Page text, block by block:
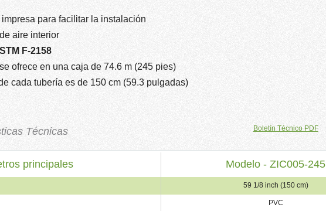
impresa para facilitar la instalación
aire interior
F-2158
ofrece en una caja de 74.6 m (245 pies)
cada tubería es de 150 cm (59.3 pulgadas)
Técnicas Boletín Técnico PDF
principales Modelo - ZIC005-245
59 1/8 inch (150 cm)
PVC